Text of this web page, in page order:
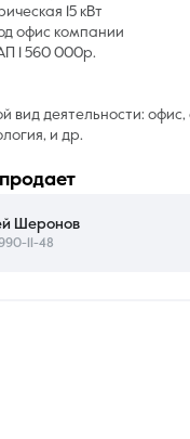
15 кВт
офис компании
1 560 000р.
вид деятельности:
и др.
Шеронов
11-48